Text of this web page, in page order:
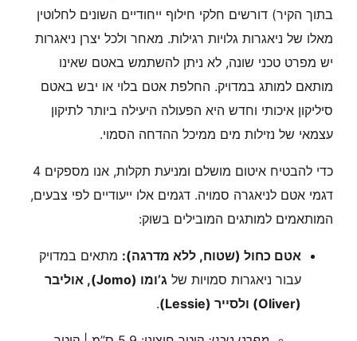
בתוך הקיר) דורשים חלקי חילוף ייחודיים השונים לחלוטין
מאלו של ניאגרות גלויות רגילות. מאחר ולכל יצרן ניאגרות
יש מפרט טכני שונה, לא ניתן להשתמש באטם שאינו
מותאם למותג במדויק. החלפת אטם בלוי או יבש באטם
סיליקון איכותי וחדש היא הפעולה היעילה ביותר לתיקון
עצמאי של נזילות מים ממיכל ההדחה הסמוי.
כדי להבטיח איטום מושלם ומניעת תקלות, אנו מספקים 4
דגמי אטם לניאגרה סמויה. דגמים אלו ייעודיים לפי צבעים,
המותאמים למותגים המובילים בשוק:
אטם כחול (שטוח, ללא מדרגה): מתאים במדויק
עבור ניאגרות סמויות של
ג’ומו (Jomo), אוליבר
(Oliver) ולסייר (Lessie)
.